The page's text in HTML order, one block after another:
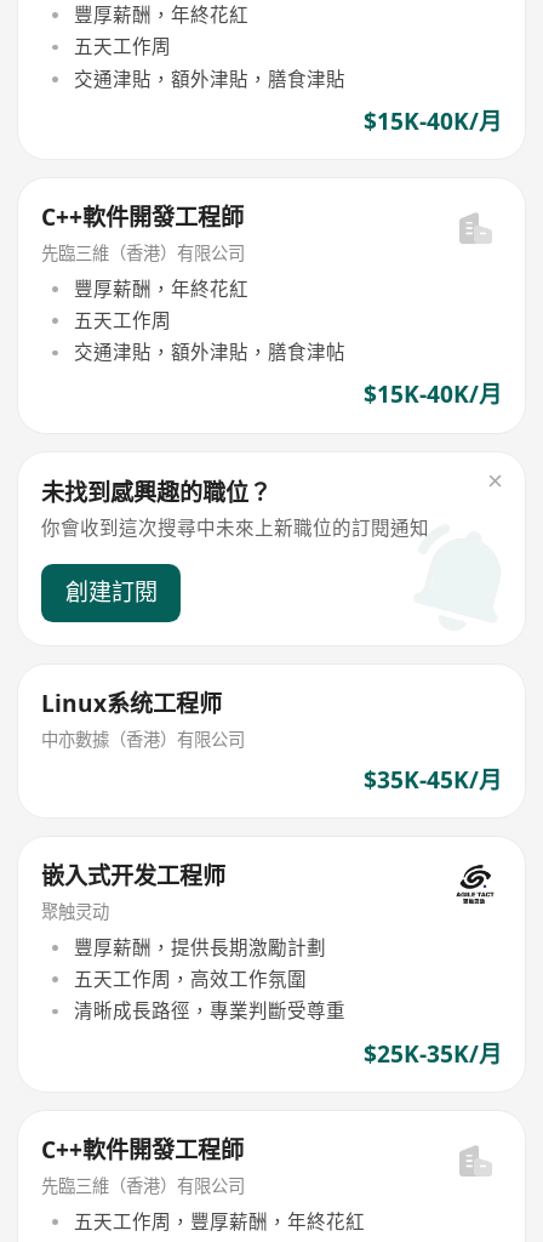
豐厚薪酬，年終花紅
五天工作周
交通津貼，額外津貼，膳食津貼
$15K-40K/月
C++軟件開發工程師
先臨三維（香港）有限公司
豐厚薪酬，年終花紅
五天工作周
交通津貼，額外津貼，膳食津帖
$15K-40K/月
未找到感興趣的職位？
你會收到這次搜尋中未來上新職位的訂閱通知
創建訂閱
Linux系统工程师
中亦數據（香港）有限公司
$35K-45K/月
嵌入式开发工程师
聚触灵动
豐厚薪酬，提供長期激勵計劃
五天工作周，高效工作氛圍
清晰成長路徑，專業判斷受尊重
$25K-35K/月
C++軟件開發工程師
先臨三維（香港）有限公司
五天工作周，豐厚薪酬，年終花紅